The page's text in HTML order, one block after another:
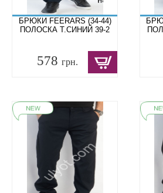
БРЮКИ FEERARS (34-44)
ПОЛОСКА Т.СИНИЙ 39-2
578 грн.